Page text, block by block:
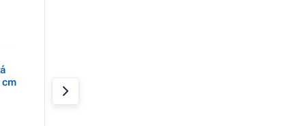
dřevěné s holí 120cm
zatloukané